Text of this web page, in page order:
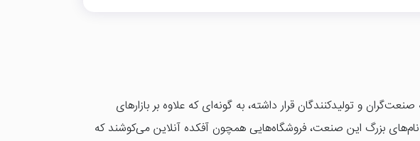
و تولیدکنندگان قرار داشته، به گونه‌ای که علاوه بر بازارهای
بزرگ این صنعت، فروشگاه‌هایی همچون آفکده آنلاین می‌کوشند که